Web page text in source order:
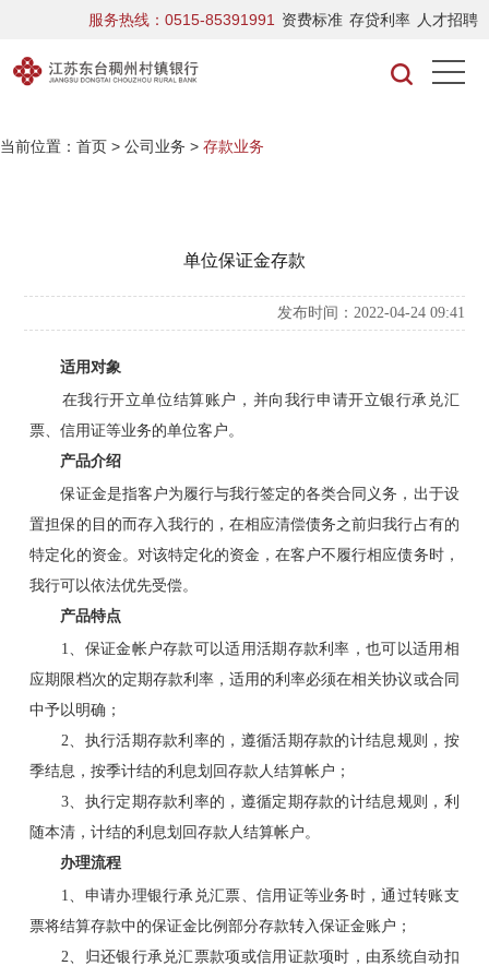
服务热线：0515-85391991 资费标准 存贷利率 人才招聘
当前位置： 首页 > 公司业务 > 存款业务
单位保证金存款
发布时间：2022-04-24 09:41
适用对象
在我行开立单位结算账户，并向我行申请开立银行承兑汇
票、信用证等业务的单位客户。
产品介绍
保证金是指客户为履行与我行签定的各类合同义务，出于设
置担保的目的而存入我行的，在相应清偿债务之前归我行占有的
特定化的资金。对该特定化的资金，在客户不履行相应债务时，
我行可以依法优先受偿。
产品特点
1、保证金帐户存款可以适用活期存款利率，也可以适用相
应期限档次的定期存款利率，适用的利率必须在相关协议或合同
中予以明确；
2、执行活期存款利率的，遵循活期存款的计结息规则，按
季结息，按季计结的利息划回存款人结算帐户；
3、执行定期存款利率的，遵循定期存款的计结息规则，利
随本清，计结的利息划回存款人结算帐户。
办理流程
1、申请办理银行承兑汇票、信用证等业务时，通过转账支
票将结算存款中的保证金比例部分存款转入保证金账户；
2、归还银行承兑汇票款项或信用证款项时，由系统自动扣